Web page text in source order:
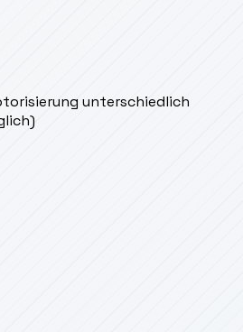
unterschiedlich